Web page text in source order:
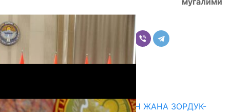
Комментарийлер
ГЕНДЕРДИК БАСМЫРЛООДОН ЖАНА ЗОРДУК-